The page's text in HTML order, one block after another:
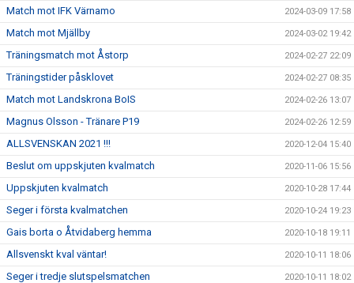
Match mot IFK Värnamo 2024-03-09 17:58
Match mot Mjällby 2024-03-02 19:42
Träningsmatch mot Åstorp 2024-02-27 22:09
Träningstider påsklovet 2024-02-27 08:35
Match mot Landskrona BoIS 2024-02-26 13:07
Magnus Olsson - Tränare P19 2024-02-26 12:59
ALLSVENSKAN 2021 !!! 2020-12-04 15:40
Beslut om uppskjuten kvalmatch 2020-11-06 15:56
Uppskjuten kvalmatch 2020-10-28 17:44
Seger i första kvalmatchen 2020-10-24 19:23
Gais borta o Åtvidaberg hemma 2020-10-18 19:11
Allsvenskt kval väntar! 2020-10-11 18:06
Seger i tredje slutspelsmatchen 2020-10-11 18:02